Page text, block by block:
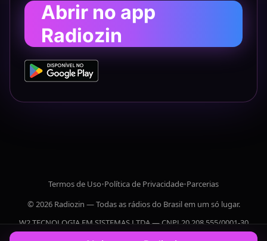
Abrir no app
Radiozin
Termos de Uso•Política de Privacidade•Parcerias
© 2026 Radiozin — Todas as rádios do Brasil em um só lugar.
W2 TECNOLOGIA EM SISTEMAS LTDA — CNPJ 20.208.555/0001-30